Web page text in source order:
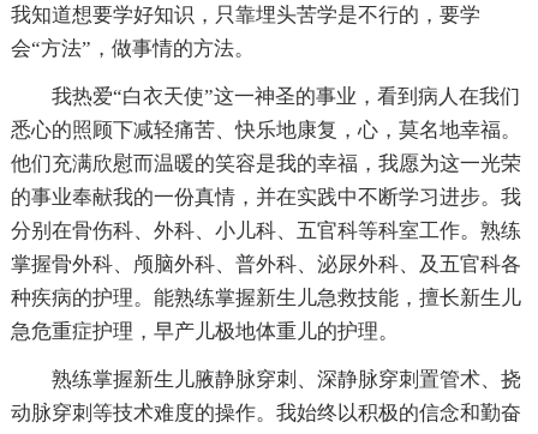
我知道想要学好知识，只靠埋头苦学是不行的，要学
会“方法”，做事情的方法。
我热爱“白衣天使”这一神圣的事业，看到病人在我们
悉心的照顾下减轻痛苦、快乐地康复，心，莫名地幸福。
他们充满欣慰而温暖的笑容是我的幸福，我愿为这一光荣
的事业奉献我的一份真情，并在实践中不断学习进步。我
分别在骨伤科、外科、小儿科、五官科等科室工作。熟练
掌握骨外科、颅脑外科、普外科、泌尿外科、及五官科各
种疾病的护理。能熟练掌握新生儿急救技能，擅长新生儿
急危重症护理，早产儿极地体重儿的护理。
熟练掌握新生儿腋静脉穿刺、深静脉穿刺置管术、挠
动脉穿刺等技术难度的操作。我始终以积极的信念和勤奋